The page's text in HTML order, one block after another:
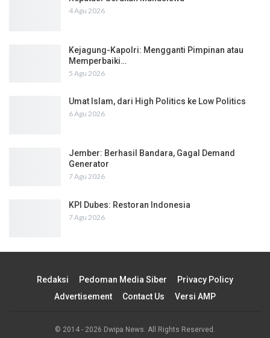
4 Agu 2026
Kejagung-Kapolri: Mengganti Pimpinan atau
Memperbaiki…
5 Agu 2026
Umat Islam, dari High Politics ke Low Politics
6 Agu 2026
Jember: Berhasil Bandara, Gagal Demand
Generator
7 Agu 2026
KPI Dubes: Restoran Indonesia
7 Agu 2026
Redaksi Pedoman Media Siber
Privacy Policy
Advertisement
Contact Us Versi AMP
© 2014 - 2026 Dwipa News. All Rights Reserved.